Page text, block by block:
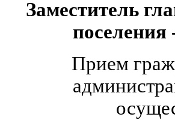
Заместитель
поселения
Прием